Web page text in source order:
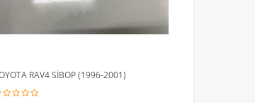
RAV4 SİBOP (1996-2001)